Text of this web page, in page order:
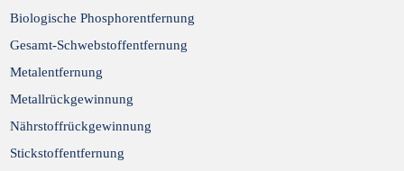
Biologische Phosphorentfernung
Gesamt-Schwebstoffentfernung
Metalentfernung
Metallrückgewinnung
Nährstoffrückgewinnung
Stickstoffentfernung